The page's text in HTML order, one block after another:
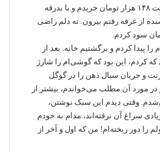
بیست درصد تخفیف به قیمت ۱۴۸ هزار تومان خریدم و با بدرقه
از غرفه رفتم بیرون. ته دلم راضی
را پیدا کردم و برگشتیم خانه. بعد از
که کردم، این بود که گوشی‌ام را شارژ
و جریان سیال ذهن را در گوگل
مورد آن مطلب می‌خواندم، بیشتر از
وقتی دیدم این سبک نوشتن،
سراغ آن نرفته‌اند، مدام به خودم
را دور ریخته‌ام! من که اول و آخر از